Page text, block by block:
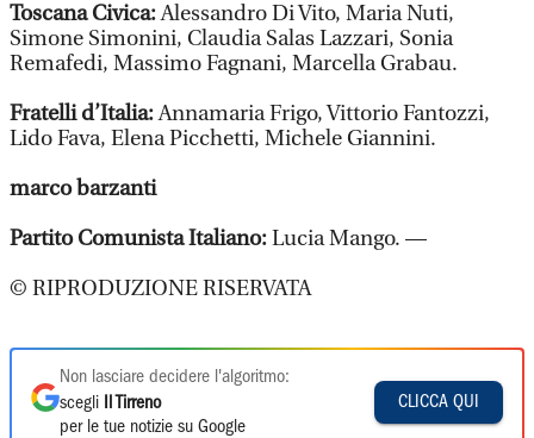
Toscana Civica:Alessandro Di Vito, Maria Nuti,
Simone Simonini, Claudia Salas Lazzari, Sonia
Remafedi, Massimo Fagnani, Marcella Grabau.
Fratelli d’Italia:Annamaria Frigo, Vittorio Fantozzi,
Lido Fava, Elena Picchetti, Michele Giannini.
marco barzanti
Partito Comunista Italiano:Lucia Mango. —
© RIPRODUZIONE RISERVATA
Non lasciare decidere l'algoritmo:
scegli
Il Tirreno
per le tue notizie su Google
CLICCA QUI